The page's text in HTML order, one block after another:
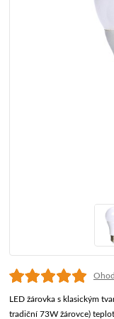
LED žárovka s klasickým
tradiční 73W žárovce)